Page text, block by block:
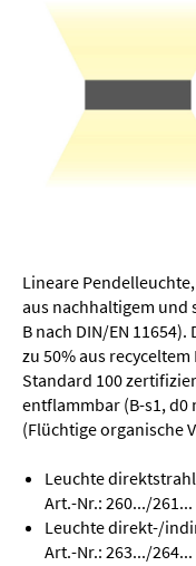
Lineare
aus nachhaltigem und
B nach DIN/EN
zu 50% aus
Standard 100
entflammbar (B-s1, d0
(Flüchtige organische
Leuchte
Art.-Nr.: 260.../261...
Leuchte direkt-/
Art.-Nr.: 263.../264...